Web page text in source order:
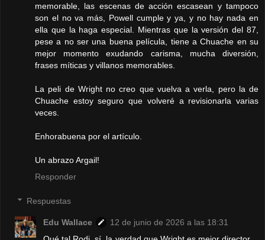
memorable, las escenas de acción escasean y tampoco
son el no va más, Powell cumple y ya, y no hay nada en
ella que la haga especial. Mientras que la versión del 87,
pese a no ser una buena película, tiene a Chuache en su
mejor momento exudando carisma, mucha diversión,
frases míticas y villanos memorables.
La peli de Wright no creo que vuelva a verla, pero la de
Chuache estoy seguro que volveré a revisionarla varias
veces.
Enhorabuena por el artículo.
Un abrazo Argail!
Responder
Respuestas
Edu Wallace
12 de junio de 2026 a las 18:31